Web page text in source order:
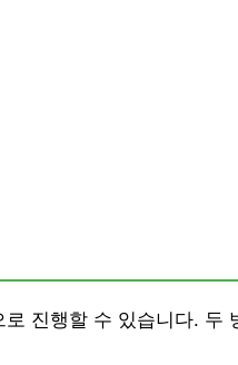
로 진행할 수 있습니다. 두